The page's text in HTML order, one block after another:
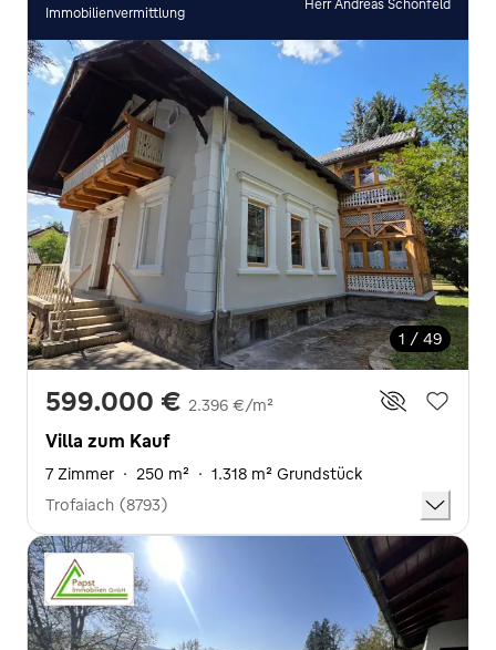
Immobilienvermittlung
Herr Andreas Schönfeld
1 / 49
599.000 € 2.396 €/m²
Villa zum Kauf
7 Zimmer · 250 m² · 1.318 m² Grundstück
Trofaiach (8793)